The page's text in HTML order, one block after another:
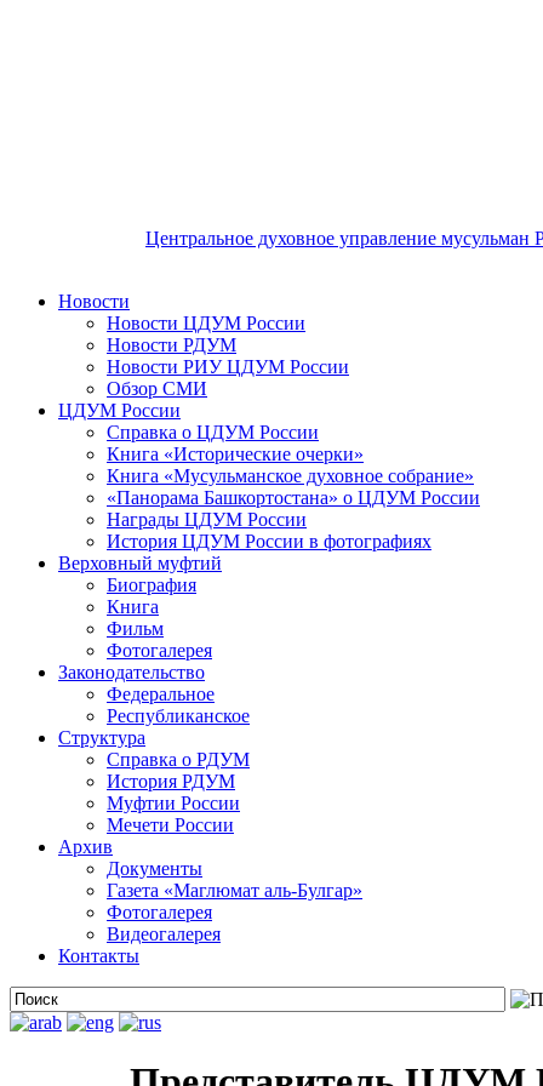
Центральное духовное управление мусульман
Новости
Новости ЦДУМ России
Новости РДУМ
Новости РИУ ЦДУМ России
Обзор СМИ
ЦДУМ России
Справка о ЦДУМ России
Книга «Исторические очерки»
Книга «Мусульманское духовное собрание»
«Панорама Башкортостана» о ЦДУМ России
Награды ЦДУМ России
История ЦДУМ России в фотографиях
Верховный муфтий
Биография
Книга
Фильм
Фотогалерея
Законодательство
Федеральное
Республиканское
Структура
Справка о РДУМ
История РДУМ
Муфтии России
Мечети России
Архив
Документы
Газета «Маглюмат аль-Булгар»
Фотогалерея
Видеогалерея
Контакты